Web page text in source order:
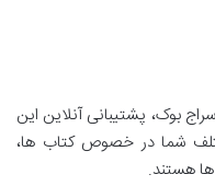
بوک، پشتیبانی آنلاین این
شما در خصوص کتاب ها،
هستند.